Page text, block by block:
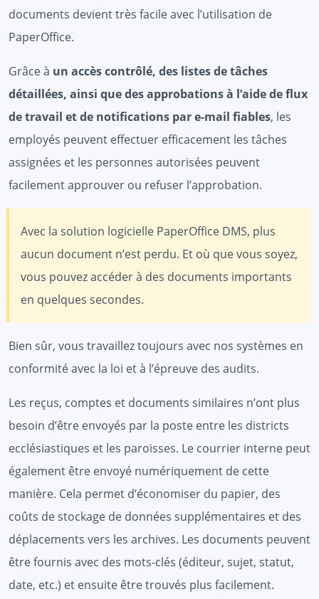
documents devient très facile avec l’utilisation de
PaperOffice.
Grâce à un accès contrôlé, des listes de tâches
détaillées, ainsi que des approbations à l’aide de flux
de travail et de notifications par e-mail fiables, les
employés peuvent effectuer efficacement les tâches
assignées et les personnes autorisées peuvent
facilement approuver ou refuser l’approbation.
Avec la solution logicielle PaperOffice DMS, plus
aucun document n’est perdu. Et où que vous soyez,
vous pouvez accéder à des documents importants
en quelques secondes.
Bien sûr, vous travaillez toujours avec nos systèmes en
conformité avec la loi et à l’épreuve des audits.
Les reçus, comptes et documents similaires n’ont plus
besoin d’être envoyés par la poste entre les districts
ecclésiastiques et les paroisses. Le courrier interne peut
également être envoyé numériquement de cette
manière. Cela permet d’économiser du papier, des
coûts de stockage de données supplémentaires et des
déplacements vers les archives. Les documents peuvent
être fournis avec des mots-clés (éditeur, sujet, statut,
date, etc.) et ensuite être trouvés plus facilement.